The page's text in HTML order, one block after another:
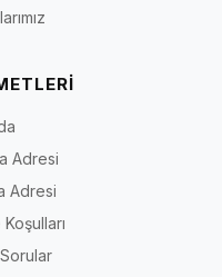
Adresi
Adresi